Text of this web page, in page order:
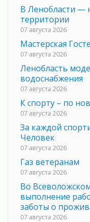
В Ленобласти —
территории
07 августа 2026
Мастерская
07 августа 2026
Ленобласть
водоснабжения
07 августа 2026
К спорту – по
07 августа 2026
За каждой
Человек
07 августа 2026
Газ ветеранам
07 августа 2026
Во
выполнение
заботы о
07 августа 2026